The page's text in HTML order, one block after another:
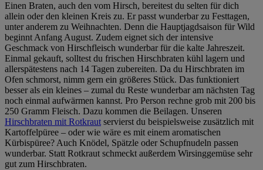
Einen Braten, auch den vom Hirsch, bereitest du selten für dich
allein oder den kleinen Kreis zu. Er passt wunderbar zu Festtagen,
unter anderem zu Weihnachten. Denn die Hauptjagdsaison für Wild
beginnt Anfang August. Zudem eignet sich der intensive
Geschmack von Hirschfleisch wunderbar für die kalte Jahreszeit.
Einmal gekauft, solltest du frischen Hirschbraten kühl lagern und
allerspätestens nach 14 Tagen zubereiten. Da du Hirschbraten im
Ofen schmorst, nimm gern ein größeres Stück. Das funktioniert
besser als ein kleines – zumal du Reste wunderbar am nächsten Tag
noch einmal aufwärmen kannst. Pro Person rechne grob mit 200 bis
250 Gramm Fleisch. Dazu kommen die Beilagen. Unseren
Hirschbraten mit Rotkraut servierst du beispielsweise zusätzlich mit
Kartoffelpüree – oder wie wäre es mit einem aromatischen
Kürbispüree? Auch Knödel, Spätzle oder Schupfnudeln passen
wunderbar. Statt Rotkraut schmeckt außerdem Wirsinggemüse sehr
gut zum Hirschbraten.